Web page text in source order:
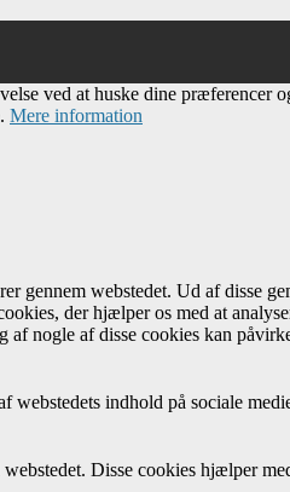
ved at huske dine
Mere information
gennem webstedet. Ud af disse
der hjælper os med at
nogle af disse cookies kan
indhold på sociale
Disse cookies hjælper